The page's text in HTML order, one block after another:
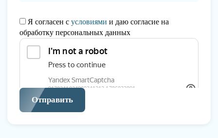
Я согласен с условиями и даю согласие на
обработку персональных данных
Отправить